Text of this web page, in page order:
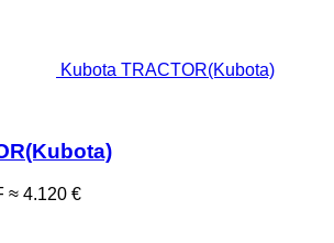
Kubota TRACTOR(Kubota)
≈ 4.120 €